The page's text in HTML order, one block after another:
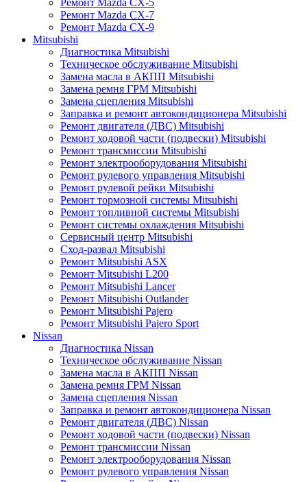
Ремонт Mazda CX-5
Ремонт Mazda CX-7
Ремонт Mazda CX-9
Mitsubishi
Диагностика Mitsubishi
Техническое обслуживание Mitsubishi
Замена масла в АКПП Mitsubishi
Замена ремня ГРМ Mitsubishi
Замена сцепления Mitsubishi
Заправка и ремонт автокондиционера Mitsubishi
Ремонт двигателя (ДВС) Mitsubishi
Ремонт ходовой части (подвески) Mitsubishi
Ремонт трансмиссии Mitsubishi
Ремонт электрооборудования Mitsubishi
Ремонт рулевого управления Mitsubishi
Ремонт рулевой рейки Mitsubishi
Ремонт тормозной системы Mitsubishi
Ремонт топливной системы Mitsubishi
Ремонт системы охлаждения Mitsubishi
Сервисный центр Mitsubishi
Сход-развал Mitsubishi
Ремонт Mitsubishi ASX
Ремонт Mitsubishi L200
Ремонт Mitsubishi Lancer
Ремонт Mitsubishi Outlander
Ремонт Mitsubishi Pajero
Ремонт Mitsubishi Pajero Sport
Nissan
Диагностика Nissan
Техническое обслуживание Nissan
Замена масла в АКПП Nissan
Замена ремня ГРМ Nissan
Замена сцепления Nissan
Заправка и ремонт автокондиционера Nissan
Ремонт двигателя (ДВС) Nissan
Ремонт ходовой части (подвески) Nissan
Ремонт трансмиссии Nissan
Ремонт электрооборудования Nissan
Ремонт рулевого управления Nissan